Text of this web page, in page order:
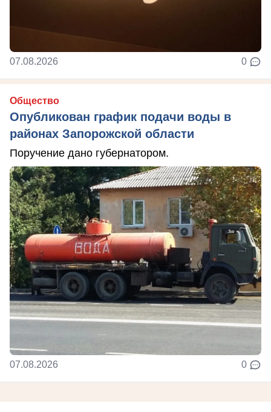
07.08.2026 0
Общество
Опубликован график подачи воды в
районах Запорожской области
Поручение дано губернатором.
07.08.2026 0